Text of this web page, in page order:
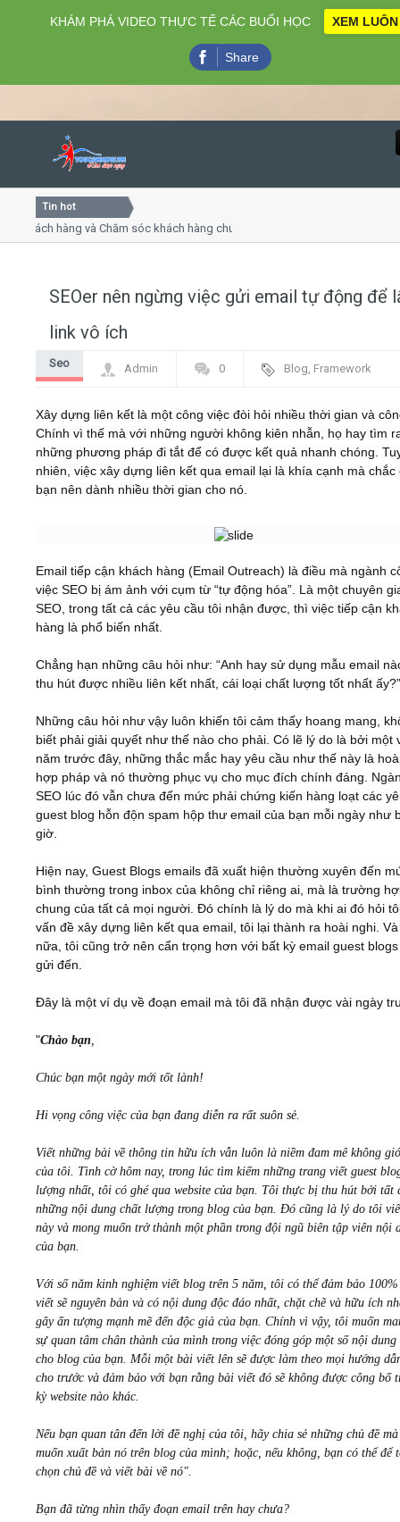
Close
Home
Video
Kiến thức
Tin hot
hàng và Chăm sóc khách hàng chuyên nghiệp
SEOer nên ngừng việc gửi email tự động để
link vô ích
Seo Admin 0 Blog, Framework
Xây dựng liên kết là một công việc đòi hỏi nhiều thời gian và
Chính vì thế mà với những người không kiên nhẫn, họ hay tìm
những phương pháp đi tắt để có được kết quả nhanh chóng.
nhiên, việc xây dựng liên kết qua email lại là khía cạnh mà chắc
bạn nên dành nhiều thời gian cho nó.
Email tiếp cận khách hàng (Email Outreach) là điều mà ngành
việc SEO bị ám ảnh với cụm từ “tự động hóa”. Là một chuyên
SEO, trong tất cả các yêu cầu tôi nhận được, thì việc tiếp cận
hàng là phổ biến nhất.
Chẳng hạn những câu hỏi như: “Anh hay sử dụng mẫu email
thu hút được nhiều liên kết nhất, cái loại chất lượng tốt nhất
Những câu hỏi như vậy luôn khiến tôi cảm thấy hoang mang,
biết phải giải quyết như thế nào cho phải. Có lẽ lý do là bởi một
năm trước đây, những thắc mắc hay yêu cầu như thế này là
hợp pháp và nó thường phục vụ cho mục đích chính đáng.
SEO lúc đó vẫn chưa đến mức phải chứng kiến hàng loạt các
guest blog hỗn độn spam hộp thư email của bạn mỗi ngày như
giờ.
Hiện nay, Guest Blogs emails đã xuất hiện thường xuyên đến
bình thường trong inbox của không chỉ riêng ai, mà là trường
chung của tất cả mọi người. Đó chính là lý do mà khi ai đó hỏi
vấn đề xây dựng liên kết qua email, tôi lại thành ra hoài nghi.
nữa, tôi cũng trở nên cẩn trọng hơn với bất kỳ email guest
gửi đến.
Đây là một ví dụ về đoạn email mà tôi đã nhận được vài ngày
"Chào bạn,
Chúc bạn một ngày mới tốt lành!
Hi vọng công việc của bạn đang diễn ra rất suôn sẻ.
Viết những bài về thông tin hữu ích vẫn luôn là niềm đam mê không
của tôi. Tình cờ hôm nay, trong lúc tìm kiếm những trang viết guest
lượng nhất, tôi có ghé qua website của bạn. Tôi thực bị thu hút bởi tất
những nội dung chất lượng trong blog của bạn. Đó cũng là lý do tôi
này và mong muốn trở thành một phần trong đội ngũ biên tập viên nội
của bạn.
Với số năm kinh nghiệm viết blog trên 5 năm, tôi có thể đảm bảo
viết sẽ nguyên bản và có nội dung độc đáo nhất, chặt chẽ và hữu ích
gây ấn tượng mạnh mẽ đến độc giả của bạn. Chính vì vậy, tôi muốn
sự quan tâm chân thành của mình trong việc đóng góp một số nội
cho blog của bạn. Mỗi một bài viết lên sẽ được làm theo mọi hướng
cho trước và đảm bảo với bạn rằng bài viết đó sẽ không được công bố
kỳ website nào khác.
Nếu bạn quan tân đến lời đề nghị của tôi, hãy chia sẻ những chủ đề
muốn xuất bản nó trên blog của mình; hoặc, nếu không, bạn có thể để
chọn chủ đề và viết bài về nó".
Bạn đã từng nhìn thấy đoạn email trên hay chưa?
KHÁM PHÁ VIDEO THỰC TẾ CÁC BUỔI HỌC XEM LUÔN
Share